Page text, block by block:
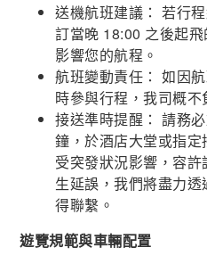
送機航班建議： 若行
訂當晚 18:00 之後起
影響您的航程。
航班變動責任： 如因
時參與行程，我司概不
接送準時提醒： 請務
鐘，於酒店大堂或指
受突發狀況影響，容
生延誤，我們將盡力
得聯繫。
遊覽規範與車輛配置